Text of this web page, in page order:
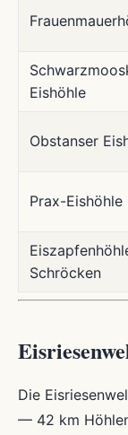
Eishöhle
Obstanser
Prax-Eishöhle
Schröcken
Die
— 42 km